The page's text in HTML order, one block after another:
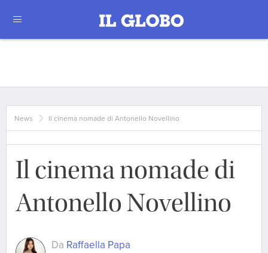
News Il cinema nomade di Antonello Novellino
Il cinema nomade di
Antonello Novellino
Da Raffaella Papa